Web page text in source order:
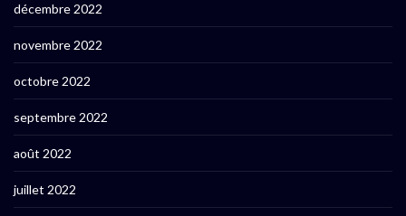
décembre 2022
novembre 2022
octobre 2022
septembre 2022
août 2022
juillet 2022